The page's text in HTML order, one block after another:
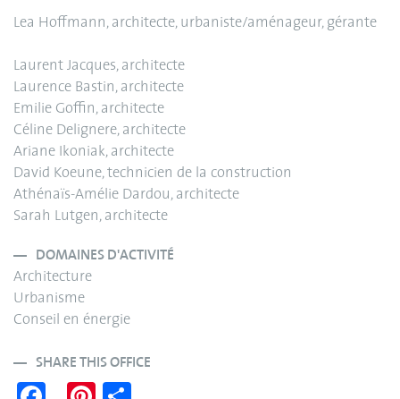
Lea Hoffmann, architecte, urbaniste/aménageur, gérante
Laurent Jacques, architecte
Laurence Bastin, architecte
Emilie Goffin, architecte
Céline Delignere, architecte
Ariane Ikoniak, architecte
David Koeune, technicien de la construction
Athénaïs-Amélie Dardou, architecte
Sarah Lutgen, architecte
DOMAINES D'ACTIVITÉ
Architecture
Urbanisme
Conseil en énergie
SHARE THIS OFFICE